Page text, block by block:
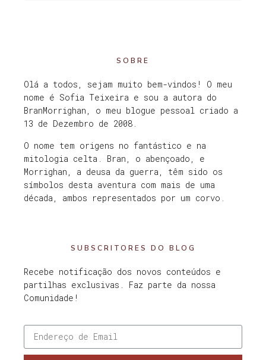
SOBRE
Olá a todos, sejam muito bem-vindos! O meu
nome é Sofia Teixeira e sou a autora do
BranMorrighan, o meu blogue pessoal criado a
13 de Dezembro de 2008.
O nome tem origens no fantástico e na
mitologia celta. Bran, o abençoado, e
Morrighan, a deusa da guerra, têm sido os
símbolos desta aventura com mais de uma
década, ambos representados por um corvo.
SUBSCRITORES DO BLOG
Recebe notificação dos novos conteúdos e
partilhas exclusivas. Faz parte da nossa
Comunidade!